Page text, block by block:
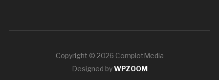
Copyright © 2026 ComplotMedia
Designed byWPZOOM